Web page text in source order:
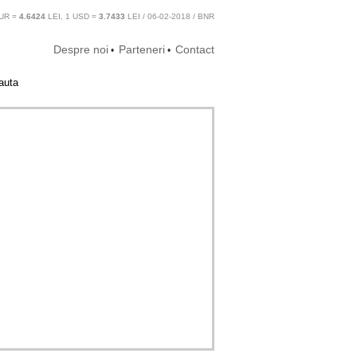
= 4.6424 LEI, 1 USD = 3.7433 LEI / 06-02-2018 / BNR
Despre noi • Parteneri • Contact